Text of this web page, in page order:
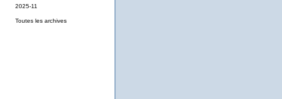
2025-11
Toutes les archives